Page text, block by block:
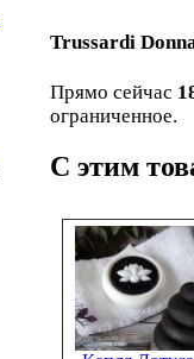
Trussardi
Прямо сейчас
ограниченное.
С этим